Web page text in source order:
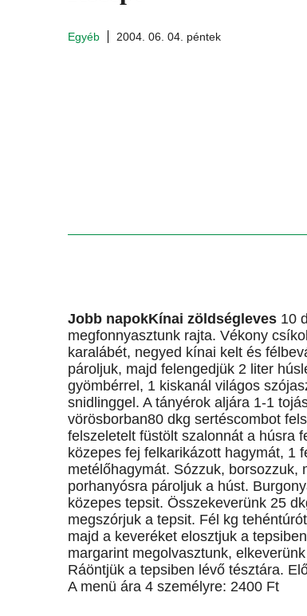
Egyéb 2004. 06. 04. péntek
Jobb napokKínai zöldségleves 10
megfonnyasztunk rajta. Vékony
karalábét, negyed kínai kelt és
pároljuk, majd felengedjük 2 liter
gyömbérrel, 1 kiskanál világos
snidlinggel. A tányérok aljára 1-1
vörösborban80 dkg sertéscombot
felszeletelt füstölt szalonnát a húsra
közepes fej felkarikázott hagymát, 1
metélőhagymát. Sózzuk, borsozzuk,
porhanyósra pároljuk a húst.
közepes tepsit. Összekeverünk 25
megszórjuk a tepsit. Fél kg
majd a keveréket elosztjuk a
margarint megolvasztunk,
Ráöntjük a tepsiben lévő tésztára.
A menü ára 4 személyre: 2400 Ft